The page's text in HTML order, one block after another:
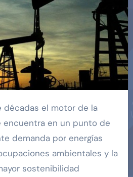
décadas el motor de la
encuentra en un punto de
demanda por energías
ambientales y la
sostenibilidad